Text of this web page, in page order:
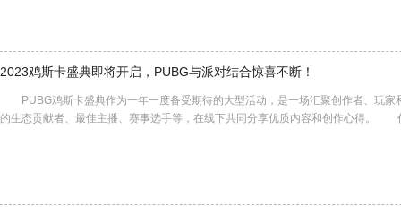
2023鸡斯卡盛典即将开启，PUBG与派对结合惊喜不断！
PUBG鸡斯卡盛典作为一年一度备受期待的大型活动，是一场汇聚创作者、玩家
的生态贡献者、最佳主播、赛事选手等，在线下共同分享优质内容和创作心得。